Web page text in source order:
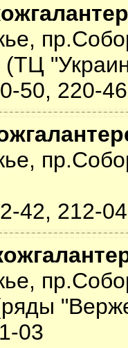
50, 220-
42, 212-
03